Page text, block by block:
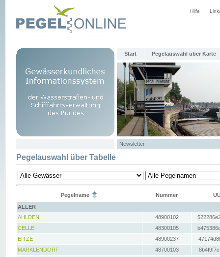
Hilfe
Start Pegelauswahl über Karte
Newsletter
Pegelauswahl über Tabelle
Pegelname Nummer
ALLER
AHLDEN
48900102
CELLE
48300105
EITZE
48900237
MARKLENDORF
48700103